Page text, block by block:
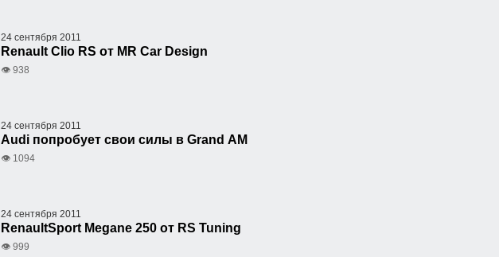
24 сентября 2011
Renault Clio RS от MR Car Design
👁 938
24 сентября 2011
Audi попробует свои силы в Grand AM
👁 1094
24 сентября 2011
RenaultSport Megane 250 от RS Tuning
👁 999